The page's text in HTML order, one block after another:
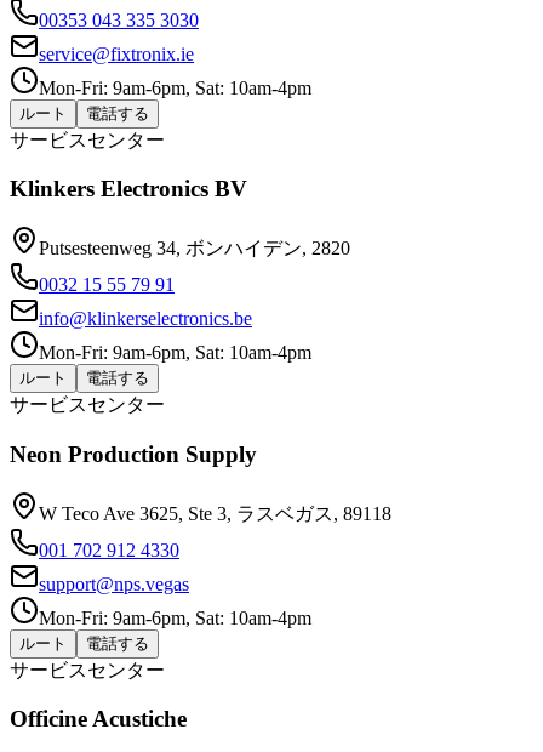
00353 043 335 3030
service@fixtronix.ie
Mon-Fri: 9am-6pm, Sat: 10am-4pm
ルート 電話する
サービスセンター
Klinkers Electronics BV
Putsesteenweg 34, ボンハイデン, 2820
0032 15 55 79 91
info@klinkerselectronics.be
Mon-Fri: 9am-6pm, Sat: 10am-4pm
ルート 電話する
サービスセンター
Neon Production Supply
W Teco Ave 3625, Ste 3, ラスベガス, 89118
001 702 912 4330
support@nps.vegas
Mon-Fri: 9am-6pm, Sat: 10am-4pm
ルート 電話する
サービスセンター
Officine Acustiche